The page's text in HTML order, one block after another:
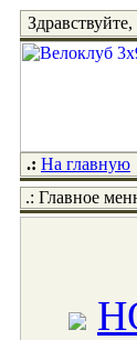
Здравствуйте,
.: На главную
.: Главное